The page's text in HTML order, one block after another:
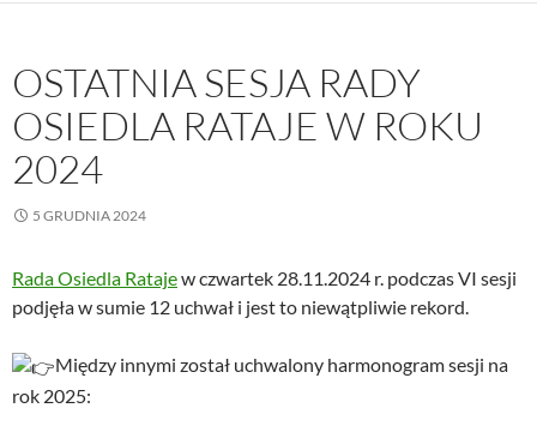
OSTATNIA SESJA RADY
OSIEDLA RATAJE W ROKU
2024
5 GRUDNIA 2024
Rada Osiedla Ratajew czwartek 28.11.2024 r. podczas VI sesji
podjęła w sumie 12 uchwał i jest to niewątpliwie rekord.
Między innymi został uchwalony harmonogram sesji na
rok 2025: